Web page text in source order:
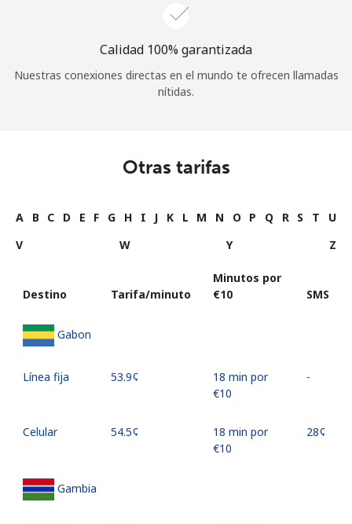
Calidad 100% garantizada
Nuestras conexiones directas en el mundo te ofrecen llamadas
nítidas.
Otras tarifas
A B C D E F G H I J K L M N O P Q R S T
U
V
W Y Z
Destino Tarifa/minuto
Minutos por
⁦€10⁩
SMS
Gabon
Línea fija ⁦53.9¢⁩
18 min por
⁦€10⁩
-
Celular ⁦54.5¢⁩
18 min por
⁦€10⁩
⁦28¢⁩
Gambia